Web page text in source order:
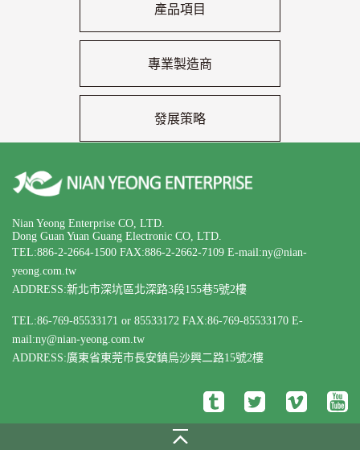
產品項目
專業製造商
發展策略
Nian Yeong Enterprise CO, LTD.
Dong Guan Yuan Guang Electronic CO, LTD.
TEL:886-2-2664-1500 FAX:886-2-2662-7109 E-mail:ny@nian-
yeong.com.tw
ADDRESS:新北市深坑區北深路3段155巷5號2樓
TEL:86-769-85533171 or 85533172 FAX:86-769-85533170 E-
mail:ny@nian-yeong.com.tw
ADDRESS:廣東省東莞市長安鎮烏沙興二路15號2樓